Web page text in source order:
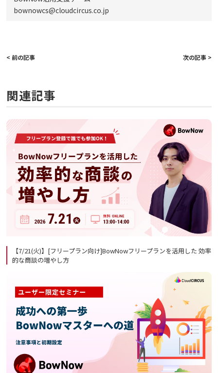
bownowcs@cloudcircus.co.jp
< 前の記事 次の記事 >
関連記事
【7/21(火)】[フリープラン向け]BowNowフリープランを活用した 効率
的な商談の増やし方